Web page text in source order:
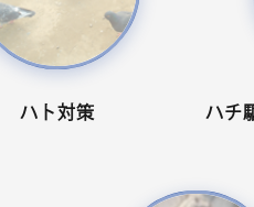
ハト対策
ハチ